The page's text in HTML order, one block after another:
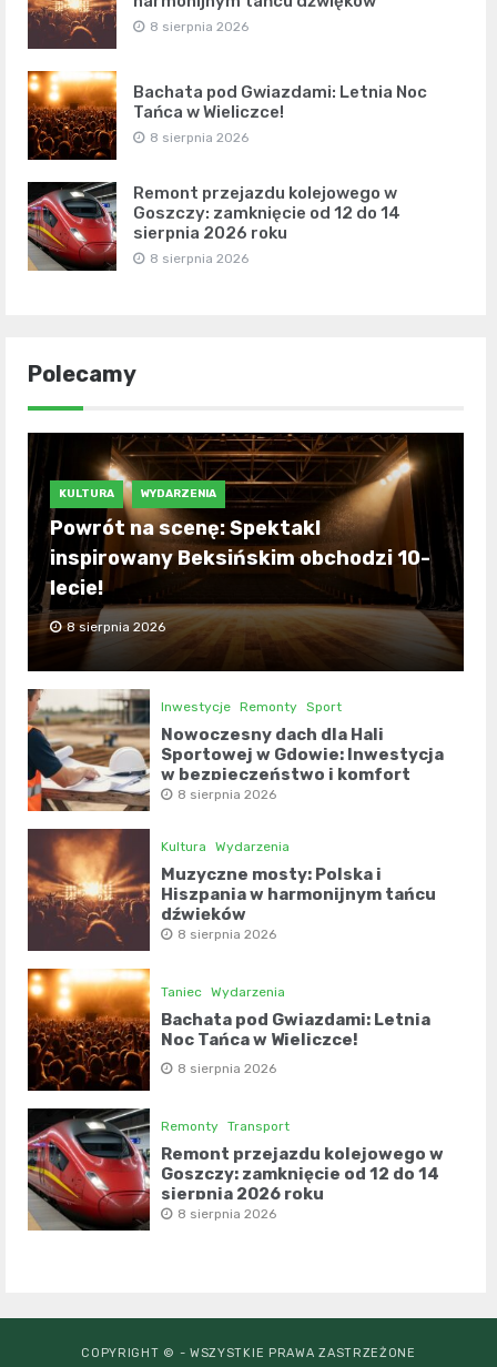
8 sierpnia 2026
Bachata pod Gwiazdami: Letnia Noc
Tańca w Wieliczce!
8 sierpnia 2026
Remont przejazdu kolejowego w
Goszczy: zamknięcie od 12 do 14
sierpnia 2026 roku
8 sierpnia 2026
Polecamy
KULTURA WYDARZENIA
Powrót na scenę: Spektakl
inspirowany Beksińskim obchodzi 10-
lecie!
8 sierpnia 2026
Inwestycje Remonty Sport
Nowoczesny dach dla Hali
Sportowej w Gdowie: Inwestycja
w bezpieczeństwo i komfort
8 sierpnia 2026
Kultura Wydarzenia
Muzyczne mosty: Polska i
Hiszpania w harmonijnym tańcu
dźwięków
8 sierpnia 2026
Taniec Wydarzenia
Bachata pod Gwiazdami: Letnia
Noc Tańca w Wieliczce!
8 sierpnia 2026
Remonty Transport
Remont przejazdu kolejowego w
Goszczy: zamknięcie od 12 do 14
sierpnia 2026 roku
8 sierpnia 2026
COPYRIGHT © - WSZYSTKIE PRAWA ZASTRZEŻONE